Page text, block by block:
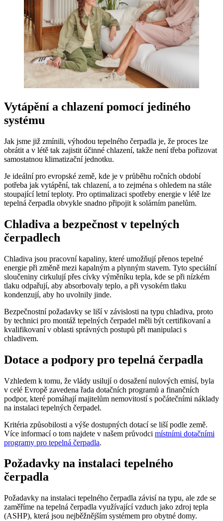
Vytápění a chlazení pomocí jediného
systému
Jak jsme již zmínili, výhodou tepelného čerpadla je, že proces lze
obrátit a v létě tak zajistit účinné chlazení, takže není třeba pořizovat
samostatnou klimatizační jednotku.
Je ideální pro evropské země, kde je v průběhu ročních období
potřeba jak vytápění, tak chlazení, a to zejména s ohledem na stále
stoupající letní teploty. Pro optimalizaci spotřeby energie v létě lze
tepelná čerpadla obvykle snadno připojit k solárním panelům.
Chladiva a bezpečnost v tepelných
čerpadlech
Chladiva jsou pracovní kapaliny, které umožňují přenos tepelné
energie při změně mezi kapalným a plynným stavem. Tyto speciální
sloučeniny cirkulují přes cívky výměníku tepla, kde se při nízkém
tlaku odpařují, aby absorbovaly teplo, a při vysokém tlaku
kondenzují, aby ho uvolnily jinde.
Bezpečnostní požadavky se liší v závislosti na typu chladiva, proto
by technici pro montáž tepelných čerpadel měli být certifikovaní a
kvalifikovaní v oblasti správných postupů při manipulaci s
chladivem.
Dotace a podpory pro tepelná čerpadla
Vzhledem k tomu, že vlády usilují o dosažení nulových emisí, byla
v celé Evropě zavedena řada dotačních programů a finančních
podpor, které pomáhají majitelům nemovitostí s počátečními náklady
na instalaci tepelných čerpadel.
Kritéria způsobilosti a výše dostupných dotací se liší podle země.
Více informací o tom najdete v našem průvodci místními dotačními
programy pro tepelná čerpadla.
Požadavky na instalaci tepelného
čerpadla
Požadavky na instalaci tepelného čerpadla závisí na typu, ale zde se
zaměříme na tepelná čerpadla využívající vzduch jako zdroj tepla
(ASHP), která jsou nejběžnějším systémem pro obytné domy.